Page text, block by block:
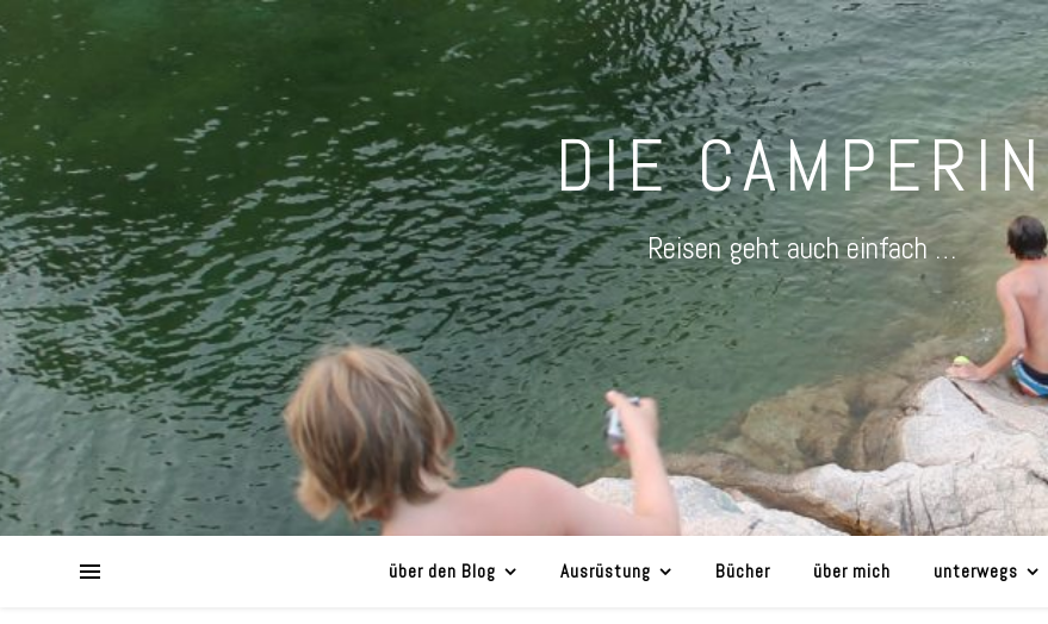
DIE CAMPERIN
Reisen geht auch einfach …
über den Blog Ausrüstung Bücher über mich unterwegs